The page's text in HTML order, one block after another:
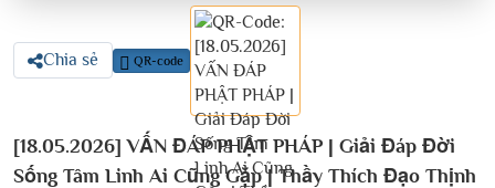
Chia sẻ QR-code
[18.05.2026] VẤN ĐÁP PHẬT PHÁP | Giải Đáp Đời
Sống Tâm Linh Ai Cũng Gặp | Thầy Thích Đạo Thịnh